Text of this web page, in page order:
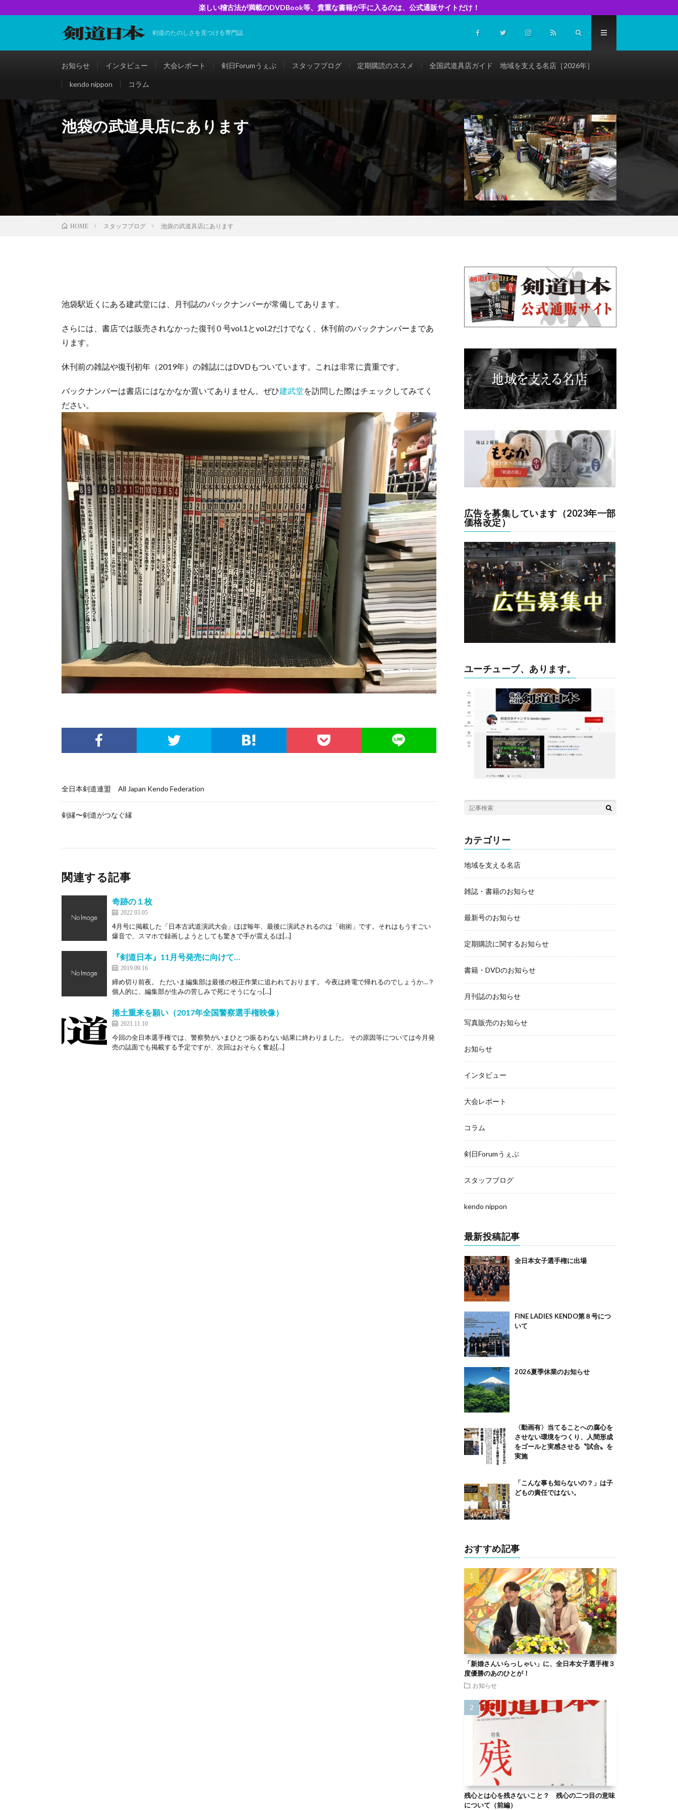
楽しい稽古法が満載のDVDBook等、貴重な書籍が手に入るのは、公式通販サイトだけ！
剣道のたのしさを見つける専門誌
お知らせ インタビュー 大会レポート 剣日Forumうぇぶ スタッフブログ 定期購読のススメ 全国武道具店ガイド 地域を支える名店［2026年］
kendo nippon コラム
池袋の武道具店にあります
HOME スタッフブログ 池袋の武道具店にあります
池袋駅近くにある建武堂には、月刊誌のバックナンバーが常備してあります。
さらには、書店では販売されなかった復刊０号vol.1とvol.2だけでなく、休刊前のバックナンバーまであ
ります。
休刊前の雑誌や復刊初年（2019年）の雑誌にはDVDもついています。これは非常に貴重です。
バックナンバーは書店にはなかなか置いてありません。ぜひ建武堂を訪問した際はチェックしてみてく
ださい。
全日本剣道連盟 All Japan Kendo Federation
剣縁〜剣道がつなぐ縁
関連する記事
奇跡の１枚
2022.03.05
4月号に掲載した「日本古武道演武大会」ほぼ毎年、最後に演武されるのは「砲術」です。それはもうすごい
爆音で、スマホで録画しようとしても驚きで手が震えるほ[…]
『剣道日本』11月号発売に向けて…
2019.09.16
締め切り前夜。 ただいま編集部は最後の校正作業に追われております。 今夜は終電で帰れるのでしょうか…？
個人的に、編集部が生みの苦しみで死にそうになっ[…]
捲土重来を願い（2017年全国警察選手権映像）
2021.11.10
今回の全日本選手権では、警察勢がいまひとつ振るわない結果に終わりました。 その原因等については今月発
売の誌面でも掲載する予定ですが、次回はおそらく奮起[…]
広告を募集しています（2023年一部
価格改定）
ユーチューブ、あります。
カテゴリー
地域を支える名店
雑誌・書籍のお知らせ
最新号のお知らせ
定期購読に関するお知らせ
書籍・DVDのお知らせ
月刊誌のお知らせ
写真販売のお知らせ
お知らせ
インタビュー
大会レポート
コラム
剣日Forumうぇぶ
スタッフブログ
kendo nippon
最新投稿記事
全日本女子選手権に出場
FINE LADIES KENDO第８号につ
いて
2026夏季休業のお知らせ
〈動画有〉当てることへの腐心を
させない環境をつくり、人間形成
をゴールと実感させる〝試合〟を
実施
「こんな事も知らないの？」は子
どもの責任ではない。
おすすめ記事
「新婚さんいらっしゃい」に、全日本女子選手権３
度優勝のあのひとが！
お知らせ
残心とは心を残さないこと？ 残心の二つ目の意味
について（前編）